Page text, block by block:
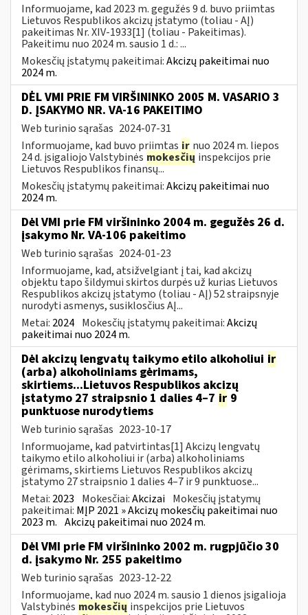
Informuojame, kad 2023 m. gegužės 9 d. buvo priimtas
Lietuvos Respublikos akcizų įstatymo (toliau - AĮ)
pakeitimas Nr. XIV-1933[1] (toliau - Pakeitimas).
Pakeitimu nuo 2024 m. sausio 1 d.: ...
Mokesčių įstatymų pakeitimai:Akcizų pakeitimai nuo
2024 m.
DĖL VMI PRIE FM VIRŠININKO 2005 M. VASARIO 3
D. ĮSAKYMO NR. VA-16 PAKEITIMO
Web turinio sąrašas 2024-07-31
Informuojame, kad buvo priimtas ir nuo 2024 m. liepos
24 d. įsigaliojo Valstybinės mokesčių inspekcijos prie
Lietuvos Respublikos finansų...
Mokesčių įstatymų pakeitimai:Akcizų pakeitimai nuo
2024 m.
Dėl VMI prie FM viršininko 2004 m. gegužės 26 d.
įsakymo Nr. VA-106 pakeitimo
Web turinio sąrašas 2024-01-23
Informuojame, kad, atsižvelgiant į tai, kad akcizų
objektu tapo šildymui skirtos durpės už kurias Lietuvos
Respublikos akcizų įstatymo (toliau - AĮ) 52 straipsnyje
nurodyti asmenys, susiklosčius AĮ...
Metai: 2024 Mokesčių įstatymų pakeitimai:Akcizų
pakeitimai nuo 2024 m.
Dėl akcizų lengvatų taikymo etilo alkoholiui ir
(arba) alkoholiniams gėrimams,
skirtiems...Lietuvos Respublikos akcizų
įstatymo 27 straipsnio 1 dalies 4–7 ir 9
punktuose nurodytiems
Web turinio sąrašas 2023-10-17
Informuojame, kad patvirtintas[1] Akcizų lengvatų
taikymo etilo alkoholiui ir (arba) alkoholiniams
gėrimams, skirtiems Lietuvos Respublikos akcizų
įstatymo 27 straipsnio 1 dalies 4–7 ir 9 punktuose...
Metai: 2023 Mokesčiai:Akcizai Mokesčių įstatymų
pakeitimai: MĮP 2021 » Akcizų mokesčių pakeitimai nuo
2023 m. Akcizų pakeitimai nuo 2024 m.
Dėl VMI prie FM viršininko 2002 m. rugpjūčio 30
d. įsakymo Nr. 255 pakeitimo
Web turinio sąrašas 2023-12-22
Informuojame, kad nuo 2024 m. sausio 1 dienos įsigalioja
Valstybinės mokesčių inspekcijos prie Lietuvos